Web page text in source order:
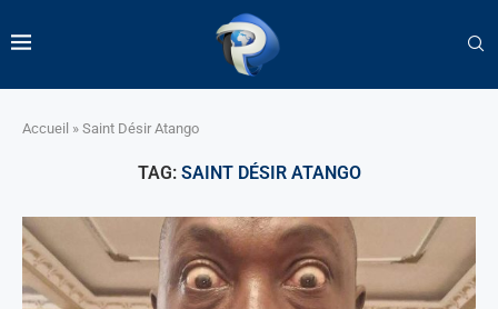
Accueil » Saint Désir Atango
TAG: SAINT DÉSIR ATANGO